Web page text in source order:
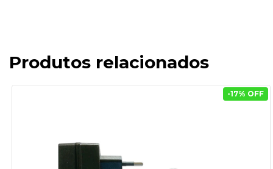
Produtos relacionados
-17% OFF